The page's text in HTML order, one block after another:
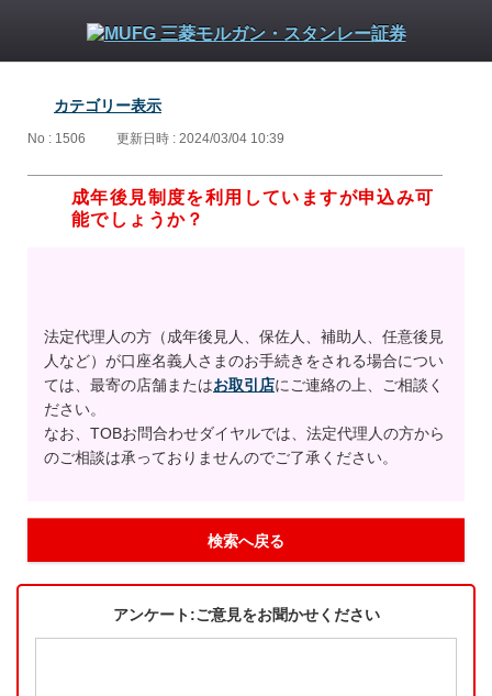
カテゴリー表示
No : 1506 更新日時 : 2024/03/04 10:39
成年後見制度を利用していますが申込み可
能でしょうか？
法定代理人の方（成年後見人、保佐人、補助人、任意後見
人など）が口座名義人さまのお手続きをされる場合につい
ては、最寄の店舗またはお取引店にご連絡の上、ご相談く
ださい。
なお、TOBお問合わせダイヤルでは、法定代理人の方から
のご相談は承っておりませんのでご了承ください。
検索へ戻る
アンケート:ご意見をお聞かせください